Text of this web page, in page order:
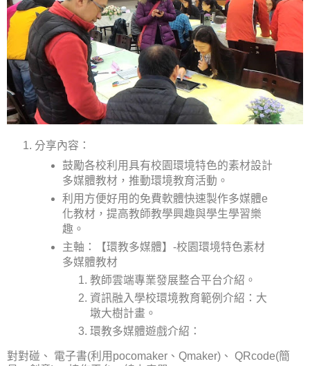
分享內容：
鼓勵各校利用具有校園環境特色的素材設計
多媒體教材，推動環境教育活動。
利用方便好用的免費軟體快速製作多媒體e
化教材，提高教師教學興趣與學生學習樂
趣。
主軸：【環教多媒體】-校園環境特色素材
多媒體教材
教師雲端專業發展整合平台介紹。
資訊融入學校環境教育範例介紹：大
墩大樹計畫。
環教多媒體遊戲介紹：
對對碰、 電子書(利用pocomaker、Qmaker)、 QRcode(簡